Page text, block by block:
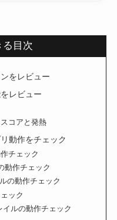
る目次
をレビュー
レビュー
コアと発熱
動作をチェック
チェック
動作チェック
の動作チェック
ック
ルの動作チェック